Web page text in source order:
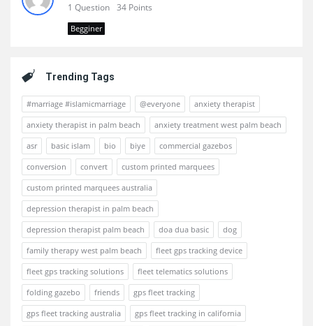
1 Question 34 Points
Begginer
Trending Tags
#marriage #islamicmarriage @everyone
anxiety therapist
anxiety therapist in palm beach
anxiety treatment west palm beach
asr
basic islam bio biye
commercial gazebos
conversion
convert
custom printed marquees
custom printed marquees australia
depression therapist in palm beach
depression therapist palm beach
doa dua basic
dog
family therapy west palm beach
fleet gps tracking device
fleet gps tracking solutions
fleet telematics solutions
folding gazebo
friends
gps fleet tracking
gps fleet tracking australia
gps fleet tracking in california